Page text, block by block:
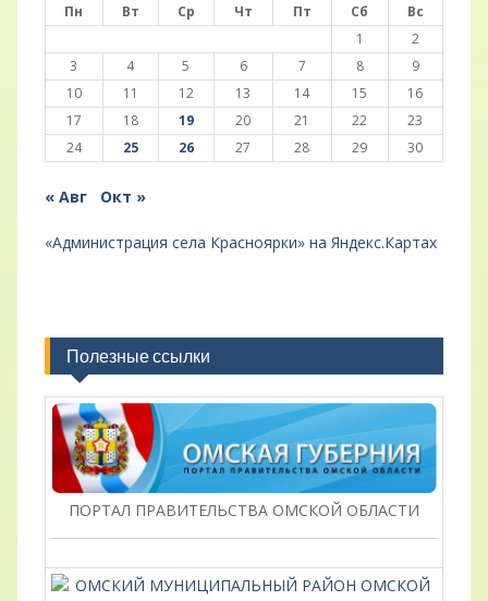
Пн Вт Ср Чт Пт Сб
Вс
1
2
3
4 5 6 7 8
9
10
11 12 13 14 15
16
17
18 19 20 21 22
23
24
25 26 27 28 29 30
« Авг Окт »
«Администрация села Красноярки» на Яндекс.Картах
Полезные ссылки
ПОРТАЛ ПРАВИТЕЛЬСТВА ОМСКОЙ ОБЛАСТИ